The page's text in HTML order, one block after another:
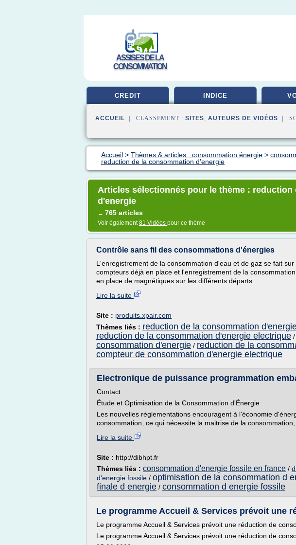
ASSISES DE LA
CONSOMMATION
CREDIT INDICE
ACCUEIL | CLASSEMENT : SITES, AUTEURS DE VIDÉOS |
Accueil > Thèmes & articles : consommation énergie >
reduction de la consommation d'energie
Articles sélectionnés pour le thème : reduction
d'energie
→ 765 articles
Voir également81 Vidéos pour ce thème
Contrôle sans fil des consommations d'énergies
L'enregistrement de la consommation d'eau et de gaz se fait
compteurs déjà en place et l'enregistrement de la
en place de magnétiques sur les différents départs...
Lire la suite
Site : produits.xpair.com
Thèmes liés : reduction de la consommation
reduction de la consommation d'energie electrique /
consommation d'energie / reduction de la
compteur de consommation d'energie electrique
Electronique de puissance programmation
Contact
Étude et Optimisation de la Consommation d'Énergie
Les nouvelles réglementations encouragent à l'économie
consommation, ce qui nécessite la maitrise de la consommation,
Lire la suite
Site : http://dibhpt.fr
Thèmes liés : consommation d'energie fossile en france /
d'energie fossile / optimisation de la consommation d
finale d energie / consommation d energie fossile
Le programme Accueil & Services prévoit une
Le programme Accueil & Services prévoit une réduction de
Le programme Accueil & Services prévoit une réduction de